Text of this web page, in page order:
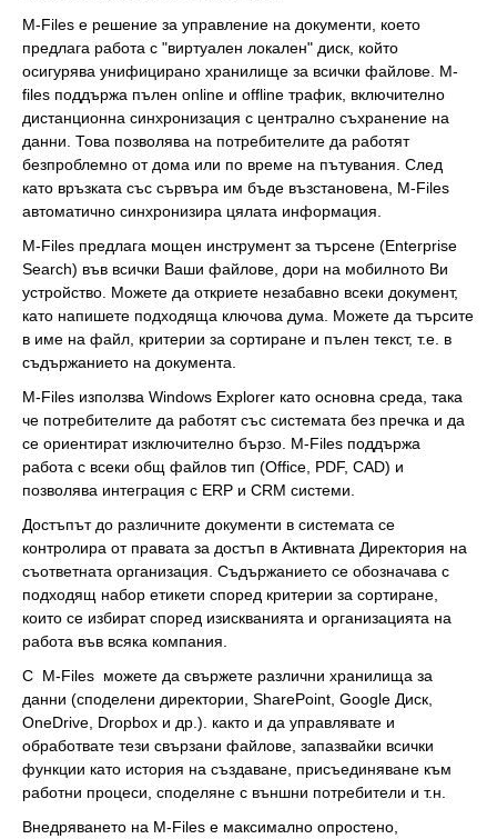
M-Files е решение за управление на документи, което
предлага работа с "виртуален локален" диск, който
осигурява унифицирано хранилище за всички файлове. M-
files поддържа пълен online и offline трафик, включително
дистанционна синхронизация с централно съхранение на
данни. Това позволява на потребителите да работят
безпроблемно от дома или по време на пътувания. След
като връзката със сървъра им бъде възстановена, M-Files
автоматично синхронизира цялата информация.
М-Files предлага мощен инструмент за търсене (Enterprise
Search) във всички Ваши файлове, дори на мобилното Ви
устройство. Можете да откриете незабавно всеки документ,
като напишете подходяща ключова дума. Можете да търсите
в име на файл, критерии за сортиране и пълен текст, т.е. в
съдържанието на документа.
M-Files използва Windows Explorer като основна среда, така
че потребителите да работят със системата без пречка и да
се ориентират изключително бързо. M-Files поддържа
работа с всеки общ файлов тип (Office, PDF, CAD) и
позволява интеграция с ERP и CRM системи.
Достъпът до различните документи в системата се
контролира от правата за достъп в Активната Директория на
съответната организация. Съдържанието се обозначава с
подходящ набор етикети според критерии за сортиране,
които се избират според изискванията и организацията на
работа във всяка компания.
С M-Files можете да свържете различни хранилища за
данни (споделени директории, SharePoint, Google Диск,
OneDrive, Dropbox и др.). както и да управлявате и
обработвате тези свързани файлове, запазвайки всички
функции като история на създаване, присъединяване към
работни процеси, споделяне с външни потребители и т.н.
Внедряването на M-Files е максимално опростено,